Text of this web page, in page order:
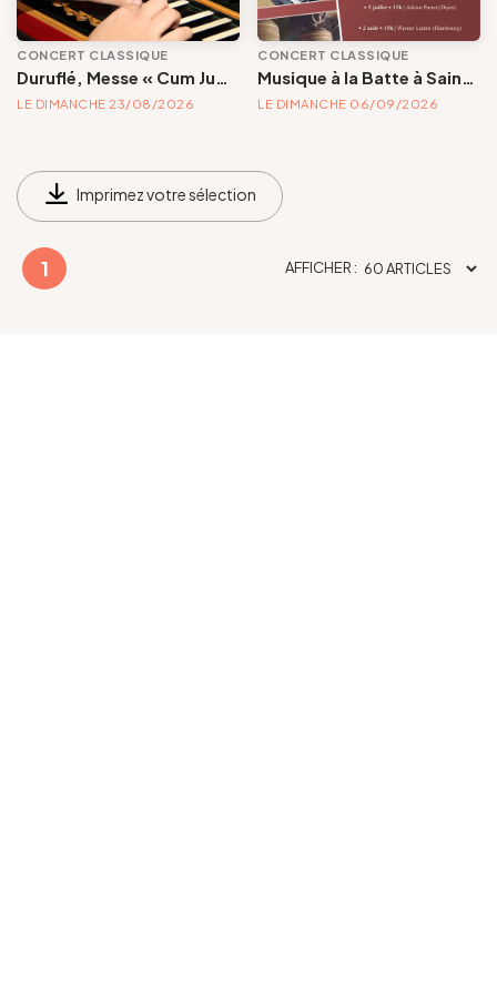
CONCERT CLASSIQUE
Duruflé, Messe « Cum Jubilo »
LE DIMANCHE 23/08/2026
CONCERT CLASSIQUE
Musique à la Batte à Saint-Barthélemy : orgue et carillon | Evènements musicaux et/ou visites guidées des fonts baptismaux et des deux instruments historiques.
LE DIMANCHE 06/09/2026
Imprimez votre sélection
1 AFFICHER :